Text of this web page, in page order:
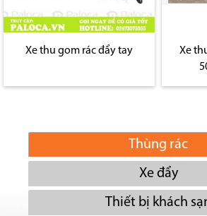
Xe thu gom rác đẩy tay
Xe
Thùng rác
Xe đẩy
Thiết bị khách